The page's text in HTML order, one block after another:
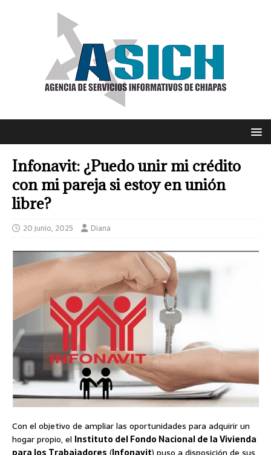
Infonavit: ¿Puedo unir mi crédito
con mi pareja si estoy en unión
libre?
20 junio, 2025 Diana
Con el objetivo de ampliar las oportunidades para adquirir un
hogar propio, el Instituto del Fondo Nacional de la Vivienda